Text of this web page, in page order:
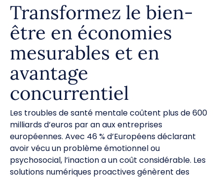
Transformez le bien-
être en économies
mesurables et en
avantage
concurrentiel
Les troubles de santé mentale coûtent plus de 600
milliards d’euros par an aux entreprises
européennes. Avec 46 % d’Européens déclarant
avoir vécu un problème émotionnel ou
psychosocial, l’inaction a un coût considérable. Les
solutions numériques proactives génèrent des